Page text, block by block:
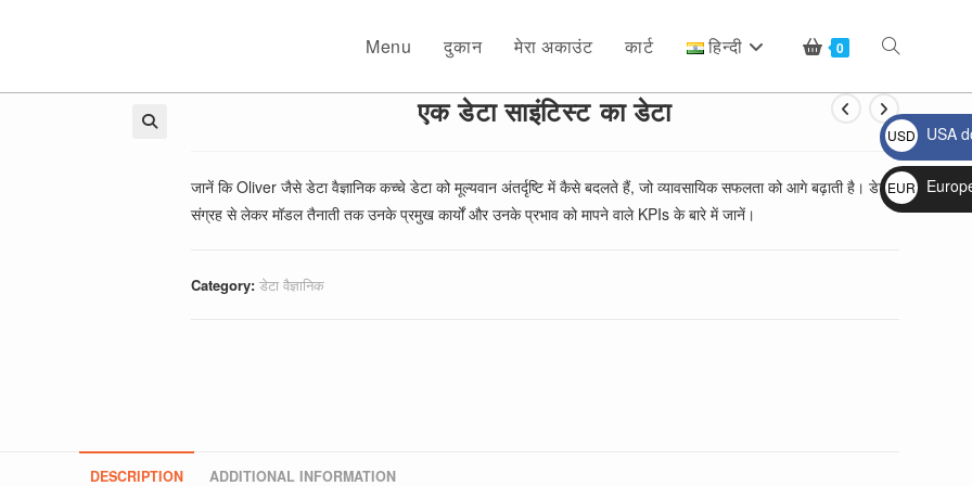
Menu दुकान मेरा अकाउंट कार्ट हिन्दी 0 Toggle
website
एक डेटा साइंटिस्ट का डेटा
जानें कि Oliver जैसे डेटा वैज्ञानिक कच्चे डेटा को मूल्यवान अंतर्दृष्टि में कैसे बदलते हैं, जो व्यावसायिक सफलता को आगे बढ़ाती है। डेटा
संग्रह से लेकर मॉडल तैनाती तक उनके प्रमुख कार्यों और उनके प्रभाव को मापने वाले KPIs के बारे में जानें।
Category: डेटा वैज्ञानिक
DESCRIPTION ADDITIONAL INFORMATION
USD
$
USA
EUR
€